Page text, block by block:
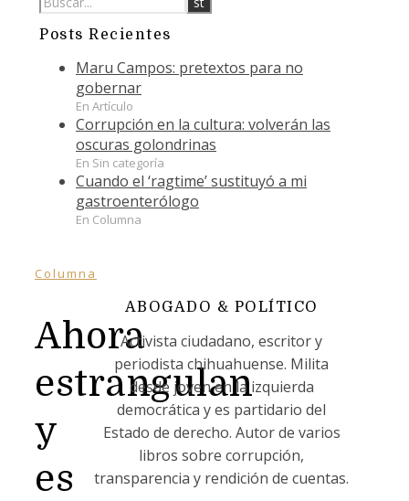
Posts Recientes
Maru Campos: pretextos para no
gobernar
En Artículo
Corrupción en la cultura: volverán las
oscuras golondrinas
En Sin categoría
Cuando el ‘ragtime’ sustituyó a mi
gastroenterólogo
En Columna
Columna
Ahora
estrangulan
y
es
ABOGADO & POLÍTICO
Activista ciudadano, escritor y
periodista chihuahuense. Milita
desde joven en la izquierda
democrática y es partidario del
Estado de derecho. Autor de varios
libros sobre corrupción,
transparencia y rendición de cuentas.